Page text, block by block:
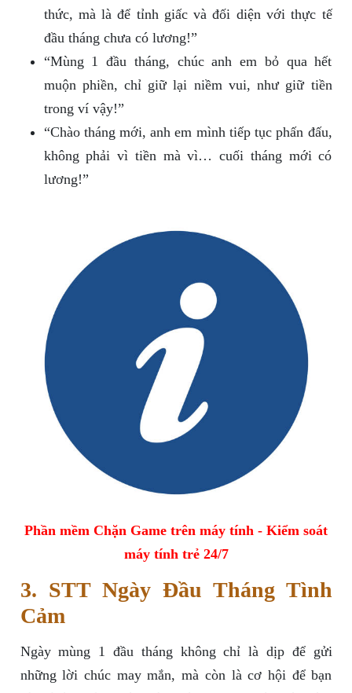
thức, mà là để tỉnh giấc và đối diện với thực tế
đầu tháng chưa có lương!”
“Mùng 1 đầu tháng, chúc anh em bỏ qua hết
muộn phiền, chỉ giữ lại niềm vui, như giữ tiền
trong ví vậy!”
“Chào tháng mới, anh em mình tiếp tục phấn đấu,
không phải vì tiền mà vì… cuối tháng mới có
lương!”
Phần mềm Chặn Game trên máy tính - Kiểm soát
máy tính trẻ 24/7
3. STT Ngày Đầu Tháng Tình
Cảm
Ngày mùng 1 đầu tháng không chỉ là dịp để gửi
những lời chúc may mắn, mà còn là cơ hội để bạn